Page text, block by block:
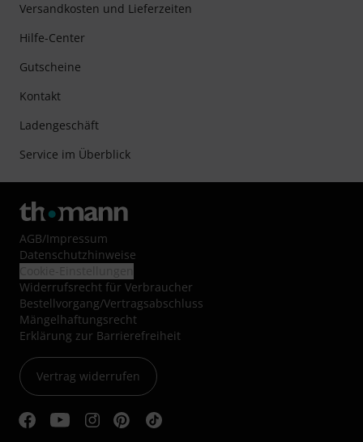
Versandkosten und Lieferzeiten
Hilfe-Center
Gutscheine
Kontakt
Ladengeschäft
Service im Überblick
AGB/Impressum
Datenschutzhinweise
Widerrufsrecht für Verbraucher
Bestellvorgang/Vertragsabschluss
Mängelhaftungsrecht
Erklärung zur Barrierefreiheit
Vertrag widerrufen